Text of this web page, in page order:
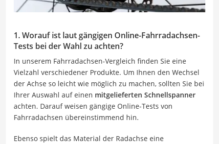
1. Worauf ist laut gängigen Online-Fahrradachsen-
Tests bei der Wahl zu achten?
In unserem Fahrradachsen-Vergleich finden Sie eine
Vielzahl verschiedener Produkte. Um Ihnen den Wechsel
der Achse so leicht wie möglich zu machen, sollten Sie bei
Ihrer Auswahl auf einen mitgelieferten Schnellspanner
achten. Darauf weisen gängige Online-Tests von
Fahrradachsen übereinstimmend hin.
Ebenso spielt das Material der Radachse eine